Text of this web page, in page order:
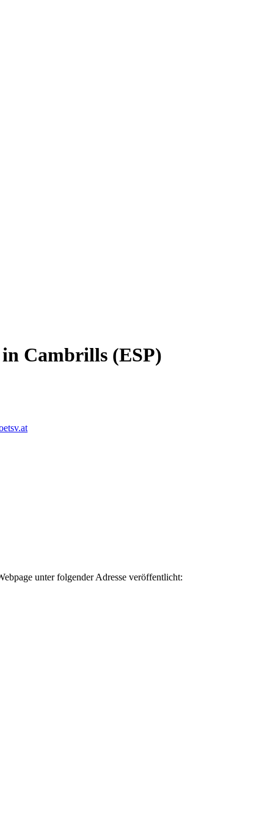
Cambrills (ESP)
unter folgender Adresse veröffentlicht: